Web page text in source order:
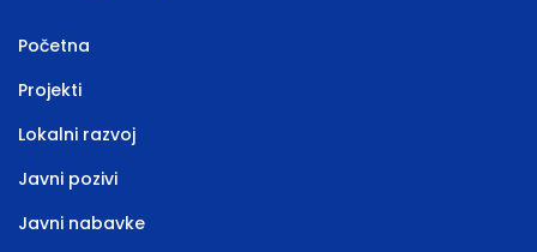
Početna
Projekti
Lokalni razvoj
Javni pozivi
Javni nabavke